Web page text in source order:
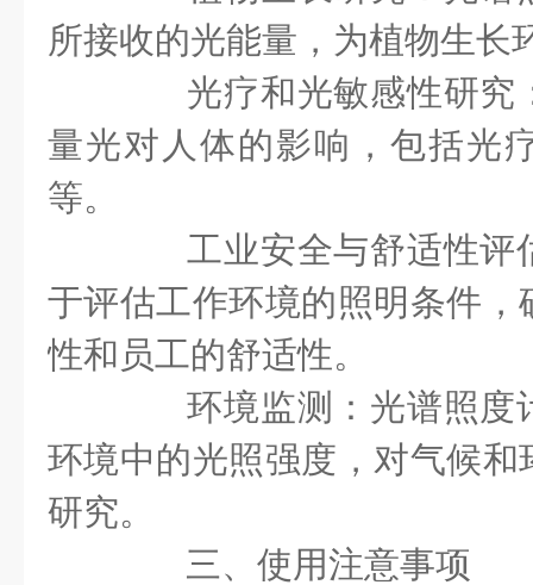
所接收的光能量，为植物生长
光疗和光敏感性研究
量光对人体的影响，包括光
等。
工业安全与舒适性评
于评估工作环境的照明条件
性和员工的舒适性。
环境监测：光谱照度
环境中的光照强度，对气候
研究。
三、使用注意事项